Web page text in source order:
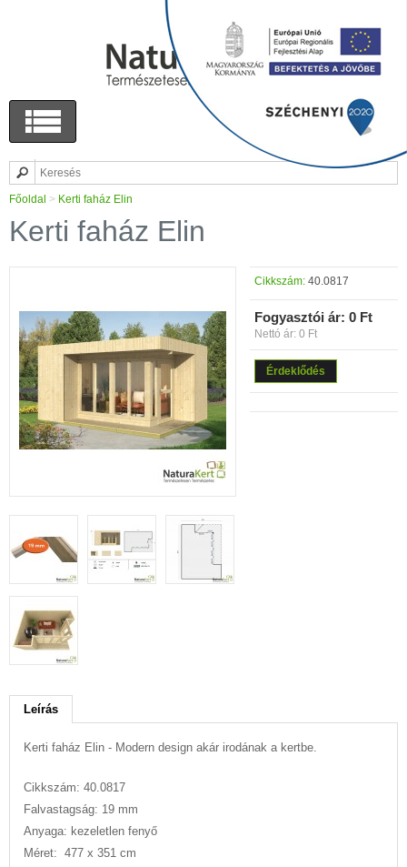
Főoldal > Kerti faház Elin
Kerti faház Elin
Cikkszám: 40.0817
Fogyasztói ár: 0 Ft
Nettó ár: 0 Ft
Érdeklődés
Leírás
Kerti faház Elin - Modern design akár irodának a kertbe.
Cikkszám: 40.0817
Falvastagság: 19 mm
Anyaga: kezeletlen fenyő
Méret: 477 x 351 cm